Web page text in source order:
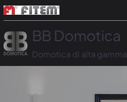
BB Domotica
Domotica di alta gamma